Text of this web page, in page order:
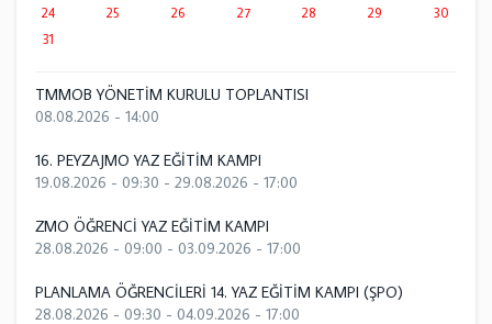
24
25 26 27 28 29
30
31
TMMOB YÖNETİM KURULU TOPLANTISI
08.08.2026 - 14:00
16. PEYZAJMO YAZ EĞİTİM KAMPI
19.08.2026 - 09:30 - 29.08.2026 - 17:00
ZMO ÖĞRENCİ YAZ EĞİTİM KAMPI
28.08.2026 - 09:00 - 03.09.2026 - 17:00
PLANLAMA ÖĞRENCİLERİ 14. YAZ EĞİTİM KAMPI (ŞPO)
28.08.2026 - 09:30 - 04.09.2026 - 17:00